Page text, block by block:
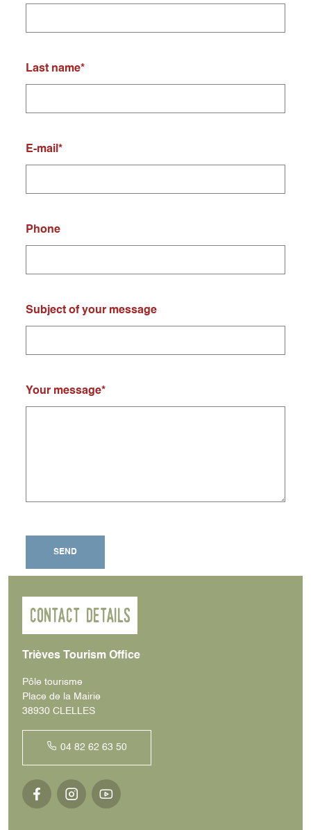
Last name*
E-mail *
Phone
Subject of your message
Your message*
SEND
Contact details
Trièves Tourism Office
Pôle tourisme
Place de la Mairie
38930 CLELLES
04 82 62 63 50